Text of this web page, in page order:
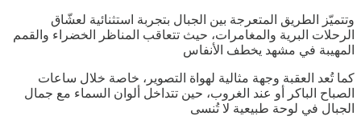
وتتميّز الطريق المتعرجة بين الجبال بتجربة استثنائية لعشّاق
الرحلات البرية والمغامرات، حيث تتعاقب المناظر الخضراء والقمم
المهيبة في مشهد يخطف الأنفاس
كما تُعد العقبة وجهة مثالية لهواة التصوير، خاصة خلال ساعات
الصباح الباكر أو عند الغروب، حين تتداخل ألوان السماء مع جمال
الجبال في لوحة طبيعية لا تُنسى